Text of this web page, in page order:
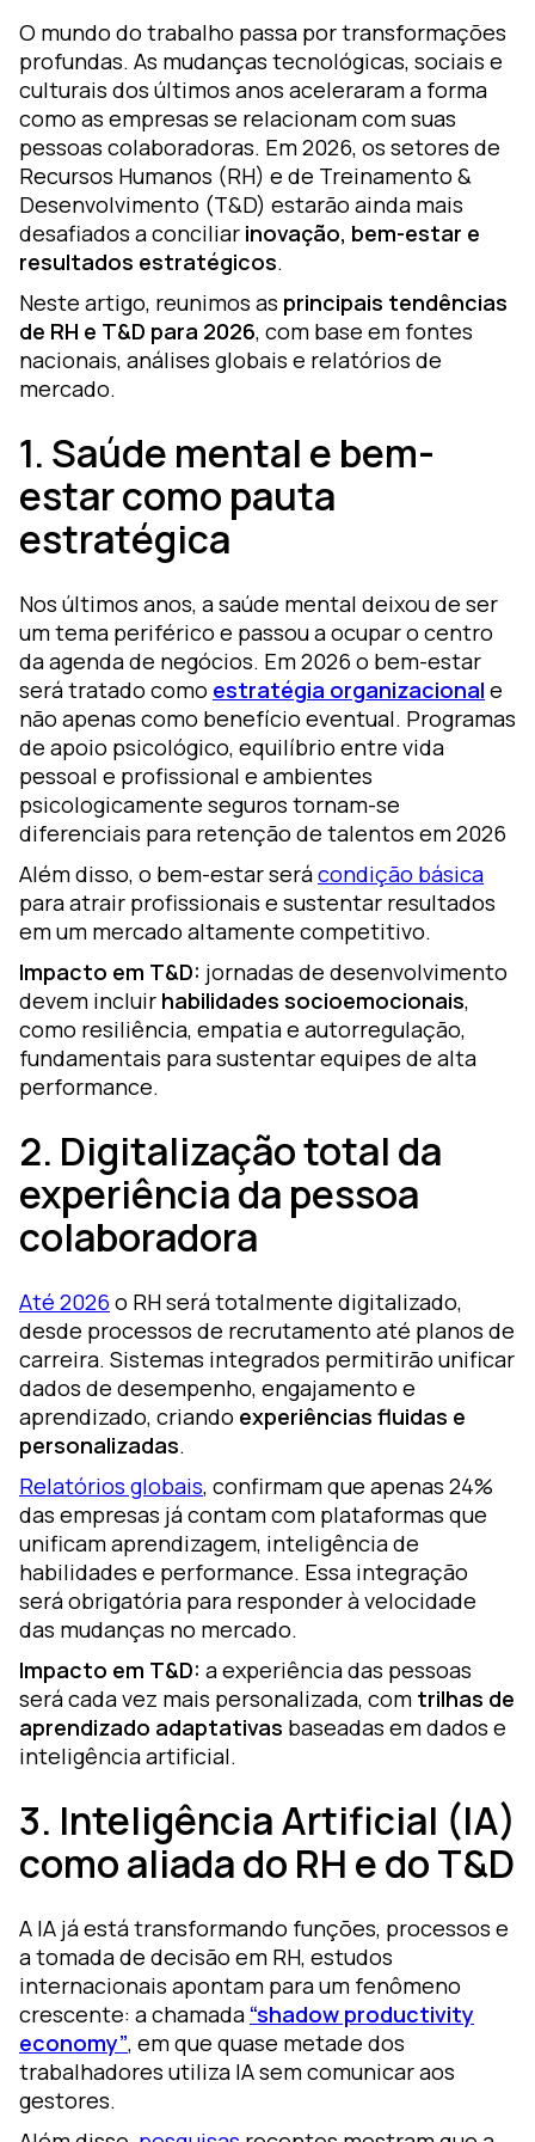
—
O mundo do trabalho passa por transformações
profundas. As mudanças tecnológicas, sociais e
culturais dos últimos anos aceleraram a forma
como as empresas se relacionam com suas
pessoas colaboradoras. Em 2026, os setores de
Recursos Humanos (RH) e de Treinamento &
Desenvolvimento (T&D) estarão ainda mais
desafiados a conciliar inovação, bem-estar e
resultados estratégicos.
Neste artigo, reunimos as principais tendências
de RH e T&D para 2026, com base em fontes
nacionais, análises globais e relatórios de
mercado.
1. Saúde mental e bem-
estar como pauta
estratégica
Nos últimos anos, a saúde mental deixou de ser
um tema periférico e passou a ocupar o centro
da agenda de negócios. Em 2026 o bem-estar
será tratado como estratégia organizacional e
não apenas como benefício eventual. Programas
de apoio psicológico, equilíbrio entre vida
pessoal e profissional e ambientes
psicologicamente seguros tornam-se
diferenciais para retenção de talentos em 2026
Além disso, o bem-estar serácondição básica
para atrair profissionais e sustentar resultados
em um mercado altamente competitivo.
Impacto em T&D: jornadas de desenvolvimento
devem incluir habilidades socioemocionais,
como resiliência, empatia e autorregulação,
fundamentais para sustentar equipes de alta
performance.
2. Digitalização total da
experiência da pessoa
colaboradora
Até 2026 o RH será totalmente digitalizado,
desde processos de recrutamento até planos de
carreira. Sistemas integrados permitirão unificar
dados de desempenho, engajamento e
aprendizado, criando experiências fluidas e
personalizadas.
Relatórios globais, confirmam que apenas 24%
das empresas já contam com plataformas que
unificam aprendizagem, inteligência de
habilidades e performance. Essa integração
será obrigatória para responder à velocidade
das mudanças no mercado.
Impacto em T&D: a experiência das pessoas
será cada vez mais personalizada, com trilhas de
aprendizado adaptativas baseadas em dados e
inteligência artificial.
3. Inteligência Artificial (IA)
como aliada do RH e do T&D
A IA já está transformando funções, processos e
a tomada de decisão em RH, estudos
internacionais apontam para um fenômeno
crescente: a chamada “shadow productivity
economy”, em que quase metade dos
trabalhadores utiliza IA sem comunicar aos
gestores.